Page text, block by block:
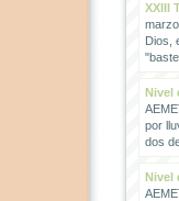
XXIII
Dios,
Nivel
por
dos
Nivel